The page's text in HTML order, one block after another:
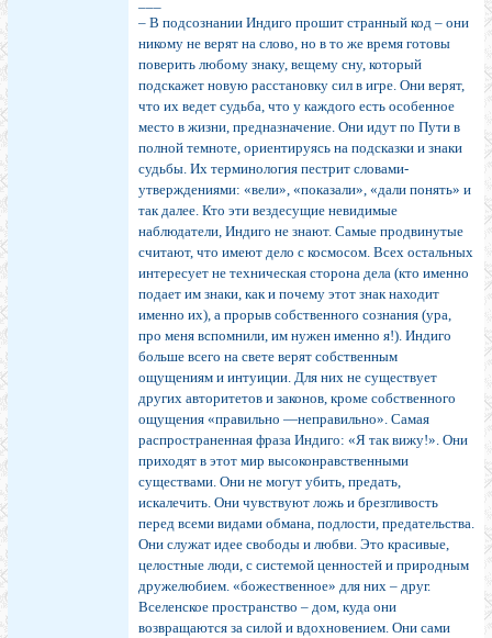
– В подсознании Индиго прошит странный код – они
никому не верят на слово, но в то же время готовы
поверить любому знаку, вещему сну, который
подскажет новую расстановку сил в игре. Они верят,
что их ведет судьба, что у каждого есть особенное
место в жизни, предназначение. Они идут по Пути в
полной темноте, ориентируясь на подсказки и знаки
судьбы. Их терминология пестрит словами-
утверждениями: «вели», «показали», «дали понять» и
так далее. Кто эти вездесущие невидимые
наблюдатели, Индиго не знают. Самые продвинутые
считают, что имеют дело с космосом. Всех остальных
интересует не техническая сторона дела (кто именно
подает им знаки, как и почему этот знак находит
именно их), а прорыв собственного сознания (ура,
про меня вспомнили, им нужен именно я!). Индиго
больше всего на свете верят собственным
ощущениям и интуиции. Для них не существует
других авторитетов и законов, кроме собственного
ощущения «правильно —неправильно». Самая
распространенная фраза Индиго: «Я так вижу!». Они
приходят в этот мир высоконравственными
существами. Они не могут убить, предать,
искалечить. Они чувствуют ложь и брезгливость
перед всеми видами обмана, подлости, предательства.
Они служат идее свободы и любви. Это красивые,
целостные люди, с системой ценностей и природным
дружелюбием. «божественное» для них – друг.
Вселенское пространство – дом, куда они
возвращаются за силой и вдохновением. Они сами